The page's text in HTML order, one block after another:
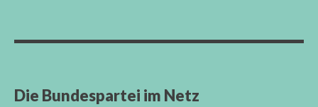
Die Bundespartei im Netz